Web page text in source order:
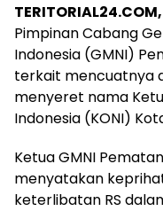
Pimpinan Cabang
Indonesia (GMNI)
terkait mencuatnya
menyeret nama
Indonesia (KONI)
‎Ketua GMNI
menyatakan
keterlibatan RS